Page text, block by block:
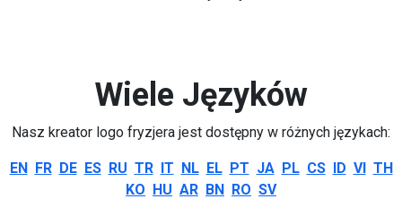
Wiele Języków
Nasz kreator logo fryzjera jest dostępny w różnych językach:
EN FR DE ES RU TR IT NL EL PT JA PL CS ID VI TH
KO HU AR BN RO SV